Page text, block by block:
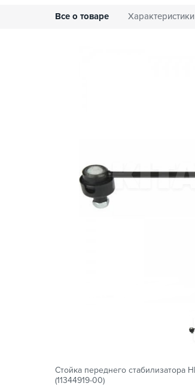
Все о товаре Характеристики
Стойка переднего стабилизатора
(11344919-00)